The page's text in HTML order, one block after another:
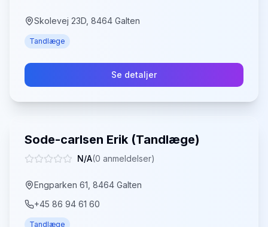
Skolevej 23D, 8464 Galten
Tandlæge
Se detaljer
Sode-carlsen Erik (Tandlæge)
N/A(0 anmeldelser)
Engparken 61, 8464 Galten
+45 86 94 61 60
Tandlæge